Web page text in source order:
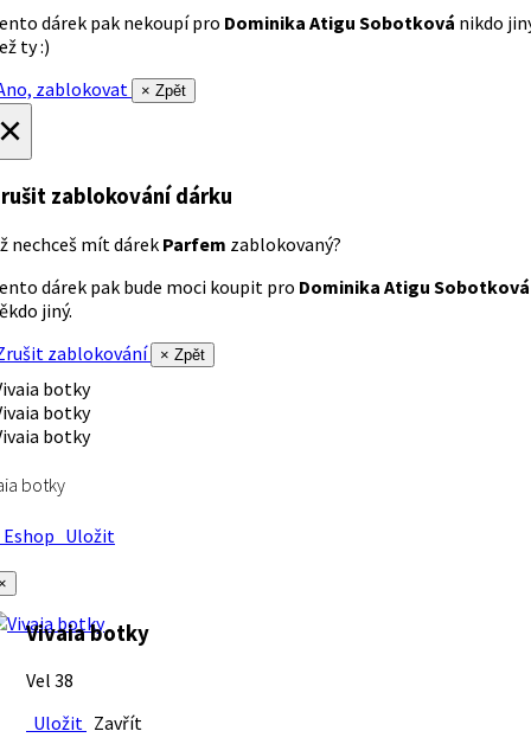
dárek pak nekoupí pro Dominika Atigu Sobotková nikdo
ty :)
zablokovat
× Zpět
zablokování dárku
nechceš mít dárek Parfem zablokovaný?
dárek pak bude moci koupit pro Dominika Atigu Sobotková
jiný.
zablokování
× Zpět
botky
Uložit
Vivaia botky
Vel 38
Uložit Zavřít